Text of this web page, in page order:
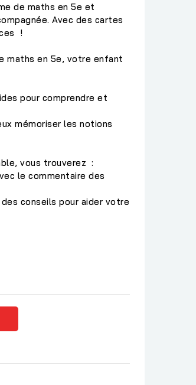
de maths en 5e et
Avec des cartes
!
maths en 5e, votre enfant
pour comprendre et
mémoriser les notions
vous trouverez :
le commentaire des
conseils pour aider votre